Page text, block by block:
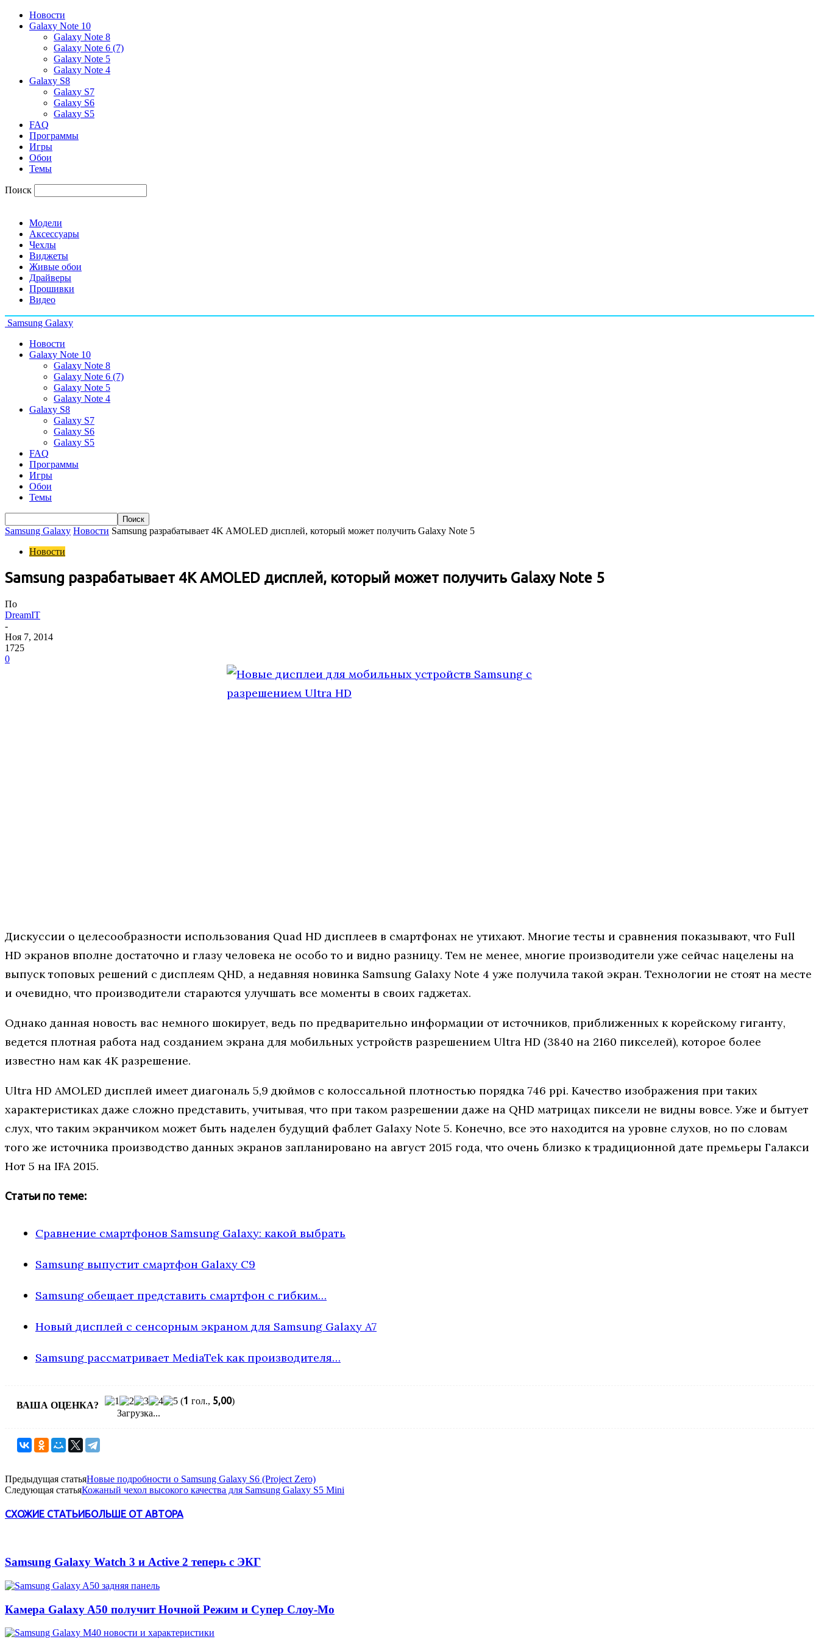
Новости
Galaxy Note 10
Galaxy Note 8
Galaxy Note 6 (7)
Galaxy Note 5
Galaxy Note 4
Galaxy S8
Galaxy S7
Galaxy S6
Galaxy S5
FAQ
Программы
Игры
Обои
Темы
Поиск
Модели
Аксессуары
Чехлы
Виджеты
Живые обои
Драйверы
Прошивки
Видео
Samsung Galaxy
Новости
Galaxy Note 10
Galaxy Note 8
Galaxy Note 6 (7)
Galaxy Note 5
Galaxy Note 4
Galaxy S8
Galaxy S7
Galaxy S6
Galaxy S5
FAQ
Программы
Игры
Обои
Темы
Samsung Galaxy Новости Samsung разрабатывает 4K AMOLED дисплей, который может получить Galaxy Note 5
Новости
Samsung разрабатывает 4K AMOLED дисплей, который может получить Galaxy Note 5
По
DreamIT
-
Ноя 7, 2014
1725
0
Дискуссии о целесообразности использования Quad HD дисплеев в смартфонах не утихают. Многие тесты и сравнения показывают, что Full
HD экранов вполне достаточно и глазу человека не особо то и видно разницу. Тем не менее, многие производители уже сейчас нацелены на
выпуск топовых решений с дисплеям QHD, а недавняя новинка Samsung Galaxy Note 4 уже получила такой экран. Технологии не стоят на месте
и очевидно, что производители стараются улучшать все моменты в своих гаджетах.
Однако данная новость вас немного шокирует, ведь по предварительно информации от источников, приближенных к корейскому гиганту,
ведется плотная работа над созданием экрана для мобильных устройств разрешением Ultra HD (3840 на 2160 пикселей), которое более
известно нам как 4К разрешение.
Ultra HD AMOLED дисплей имеет диагональ 5,9 дюймов с колоссальной плотностью порядка 746 ppi. Качество изображения при таких
характеристиках даже сложно представить, учитывая, что при таком разрешении даже на QHD матрицах пиксели не видны вовсе. Уже и бытует
слух, что таким экранчиком может быть наделен будущий фаблет Galaxy Note 5. Конечно, все это находится на уровне слухов, но по словам
того же источника производство данных экранов запланировано на август 2015 года, что очень близко к традиционной дате премьеры Галакси
Нот 5 на IFA 2015.
Статьи по теме:
Сравнение смартфонов Samsung Galaxy: какой выбрать
Samsung выпустит смартфон Galaxy C9
Samsung обещает представить смартфон с гибким…
Новый дисплей с сенсорным экраном для Samsung Galaxy A7
Samsung рассматривает MediaTek как производителя…
ВАША ОЦЕНКА? (1 гол., 5,00)
Загрузка...
Предыдущая статьяНовые подробности о Samsung Galaxy S6 (Project Zero)
Следующая статьяКожаный чехол высокого качества для Samsung Galaxy S5 Mini
СХОЖИЕ СТАТЬИБОЛЬШЕ ОТ АВТОРА
Samsung Galaxy Watch 3 и Active 2 теперь с ЭКГ
Камера Galaxy A50 получит Ночной Режим и Супер Слоу-Мо